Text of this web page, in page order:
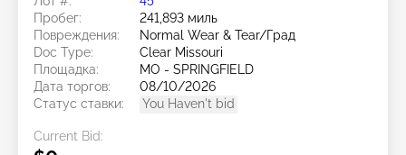
Пробег:
241,893 миль
Повреждения:
Normal Wear & Tear/Град
Doc Type:
Clear Missouri
Площадка:
MO - SPRINGFIELD
Дата торгов:
08/10/2026
Статус ставки:
You Haven't bid
Current Bid: